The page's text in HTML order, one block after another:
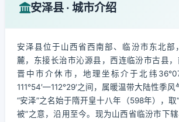
安泽县 · 城市介绍
安泽县位于山西省西南部、临汾市东北部
麓，东接长治市沁源县，西连临汾市古县
晋中市介休市，地理坐标介于北纬
111°54′—112°29′之间，属暖温带大陆性季风
“安泽”之名始于隋开皇十八年（598年），取
被”之意，沿用至今。现为山西省临汾市下